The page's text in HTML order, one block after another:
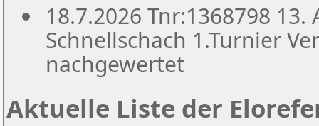
18.7.2026 Tnr:1368798
Schnellschach 1.Turnier
nachgewertet
Aktuelle Liste der